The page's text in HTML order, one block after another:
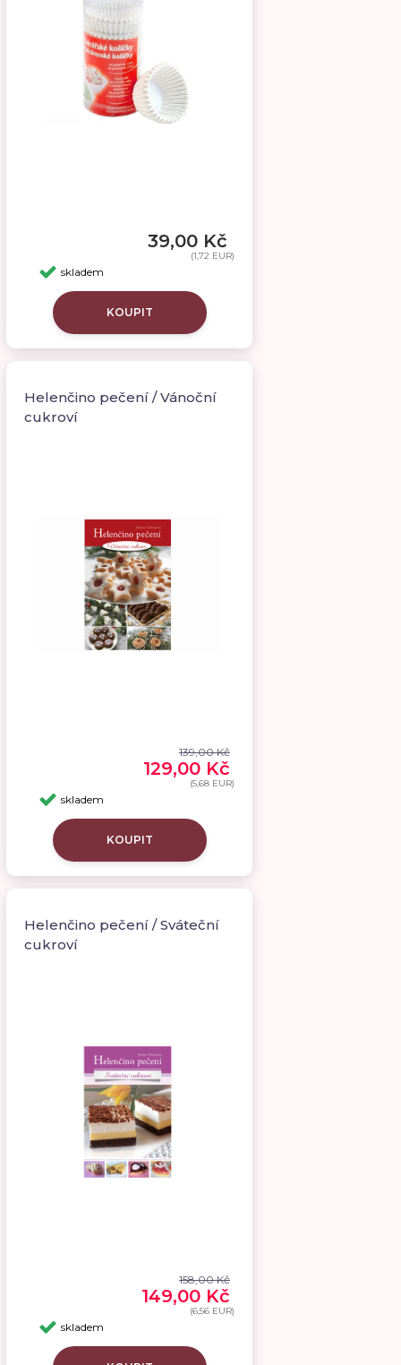
39,00 Kč
(1,72 EUR)
skladem
KOUPIT
Helenčino pečení / Vánoční
cukroví
139,00 Kč
129,00 Kč
(5,68 EUR)
skladem
KOUPIT
Helenčino pečení / Sváteční
cukroví
158,00 Kč
149,00 Kč
(6,56 EUR)
skladem